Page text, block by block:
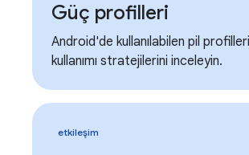
Güç profilleri
Android'de kullanılabilen pil
kullanımı stratejilerini inceleyin.
etkileşim